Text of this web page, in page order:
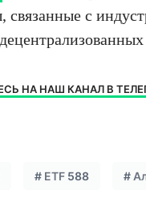
с
НА НАШ КАНАЛ В
# ETF 588 #